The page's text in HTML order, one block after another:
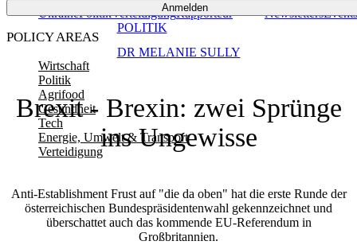
Anmelden
POLICY AREAS
Wirtschaft
Politik
Agrifood
Gesundheit
Tech
Energie, Umwelt & Transport
Verteidigung
UkrainePolitikVerteidigungRapporteur NewslettersEvents
Brexit - Brexin: zwei Sprünge
ins Ungewisse
Anti-Establishment Frust auf "die da oben" hat die erste Runde der
österreichischen Bundespräsidentenwahl gekennzeichnet und
überschattet auch das kommende EU-Referendum in
Großbritannien.
DR MELANIE SULLY
POLITIK